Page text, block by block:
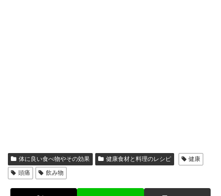
体に良い食べ物やその効果 健康食材と料理のレシピ
健康
頭痛
飲み物